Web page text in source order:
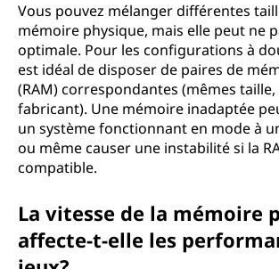
Vous pouvez mélanger différentes
mémoire physique, mais elle peut ne
optimale. Pour les configurations à
est idéal de disposer de paires de
(RAM) correspondantes (mêmes
fabricant). Une mémoire inadaptée
un système fonctionnant en mode à
ou même causer une instabilité si la
compatible.
La vitesse de la mémoire
affecte-t-elle les